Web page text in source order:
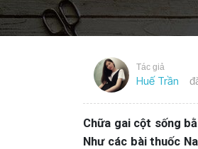
Tác giả
Huế Trần
Chữa gai cột sống
Như các bài thuốc